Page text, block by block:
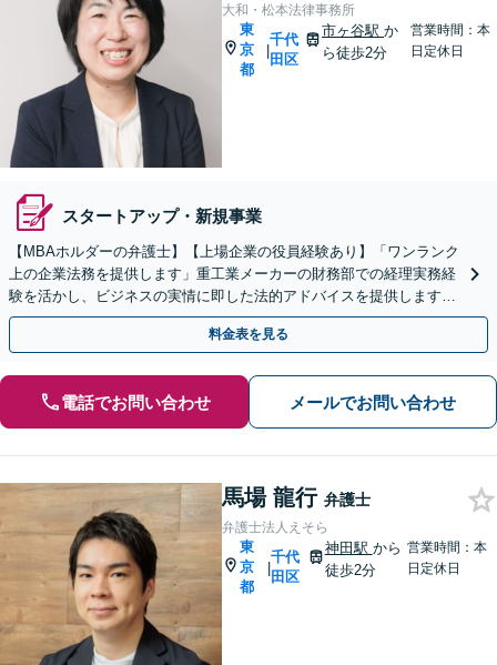
大和・松本法律事務所
東
京
都
|
千代
田区
市ヶ谷駅か
ら徒歩2分
営業時間：本
日定休日
スタートアップ・新規事業
【MBAホルダーの弁護士】【上場企業の役員経験あり】「ワンランク
上の企業法務を提供します」重工業メーカーの財務部での経理実務経
験を活かし、ビジネスの実情に即した法的アドバイスを提供します。
「内部通報窓口の設置・内部通報制度整備に対応」
料金表を見る
電話でお問い合わせ メールでお問い合わせ
馬場 龍行 弁護士
弁護士法人えそら
東
京
都
|
千代
田区
神田駅 から
徒歩2分
営業時間：本
日定休日